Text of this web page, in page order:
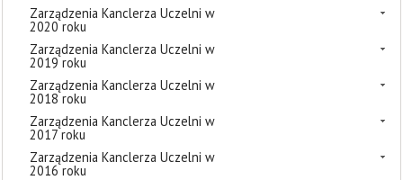
Zarządzenia Kanclerza Uczelni w
2020 roku
Zarządzenia Kanclerza Uczelni w
2019 roku
Zarządzenia Kanclerza Uczelni w
2018 roku
Zarządzenia Kanclerza Uczelni w
2017 roku
Zarządzenia Kanclerza Uczelni w
2016 roku